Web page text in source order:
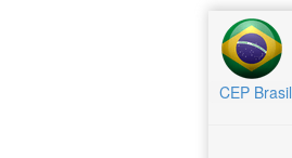
CEP Brasil